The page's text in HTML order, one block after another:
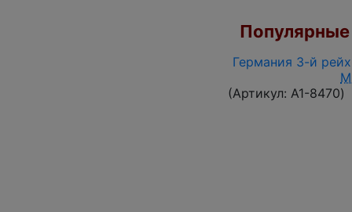
Германия 3-й
(Артикул: A1-8470)